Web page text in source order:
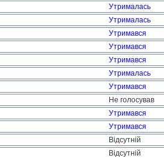
Утрималась
Утрималась
Утримався
Утримався
Утримався
Утрималась
Утримався
Не голосував
Утримався
Утримався
Відсутній
Відсутній